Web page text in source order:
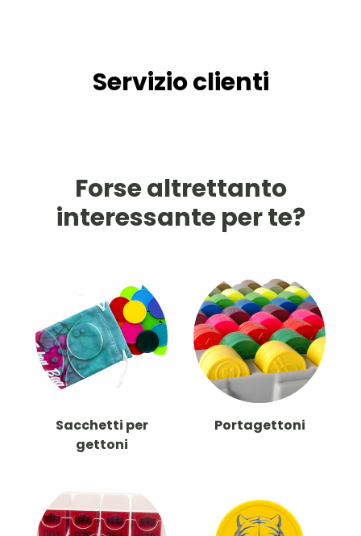
Servizio clienti
Forse altrettanto
interessante per te?
Sacchetti per
gettoni
Portagettoni